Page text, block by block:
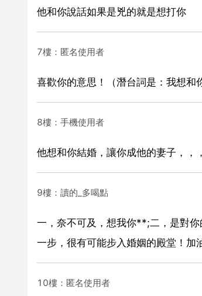
他和你說話如果是兇的就是想打你
7樓：匿名使用者
喜歡你的意思！（潛台詞是：我想和
8樓：手機使用者
他想和你結婚，讓你成他的妻子，，，
9樓：讀的_多喝點
一，奈不可及，想我你**;二，是對
一步，很有可能步入婚姻的殿堂！
10樓：匿名使用者